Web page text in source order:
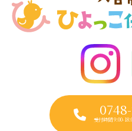
受付時間 9:00-